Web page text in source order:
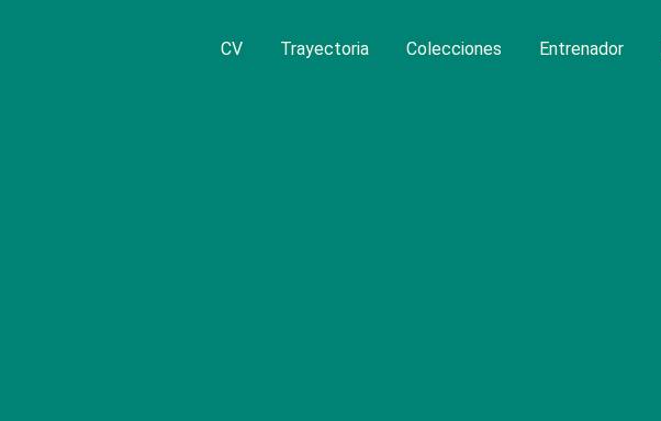
CV Trayectoria Colecciones Entrenador